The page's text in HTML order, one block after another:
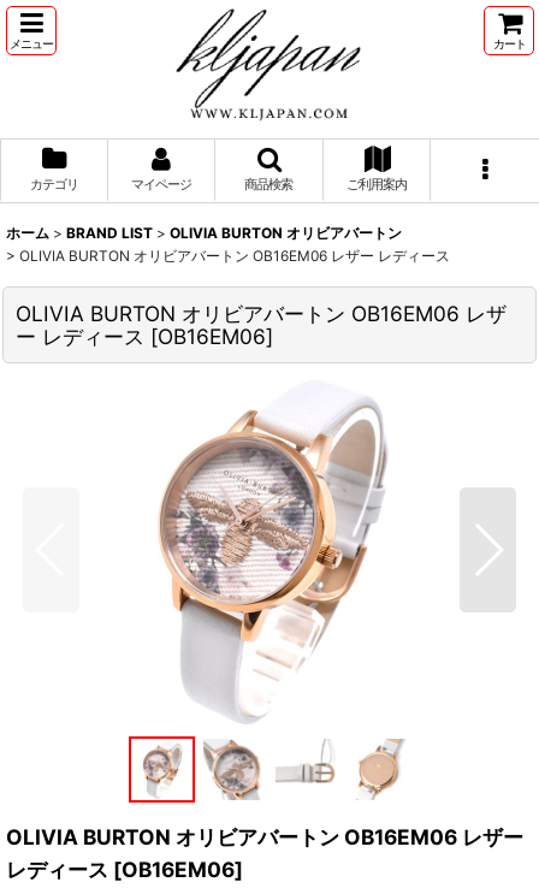
メニュー カート
カテゴリ マイページ 商品検索 ご利用案内
ホーム > BRAND LIST > OLIVIA BURTON オリビアバートン
> OLIVIA BURTON オリビアバートン OB16EM06 レザー レディース
OLIVIA BURTON オリビアバートン OB16EM06 レザ
ー レディース [OB16EM06]
OLIVIA BURTON オリビアバートン OB16EM06 レザー
レディース [OB16EM06]